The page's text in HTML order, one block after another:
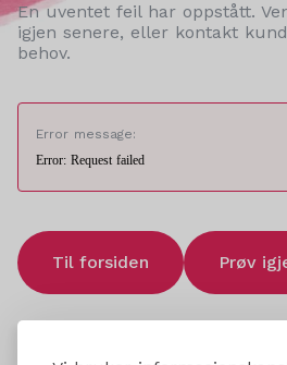
En uventet feil har oppstått.
igjen senere, eller kontakt
behov.
Error message:
Error: Request failed
Til forsiden Prøv